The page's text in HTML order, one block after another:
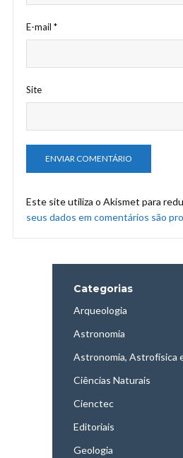
E-mail *
Site
Este site utiliza o Akismet para
seus dados em comentários são
Categorias
Arqueologia
Astronomia
Astronomia, Astrofísica
Ciências Naturais
Cienctec
Editoriais
Geologia